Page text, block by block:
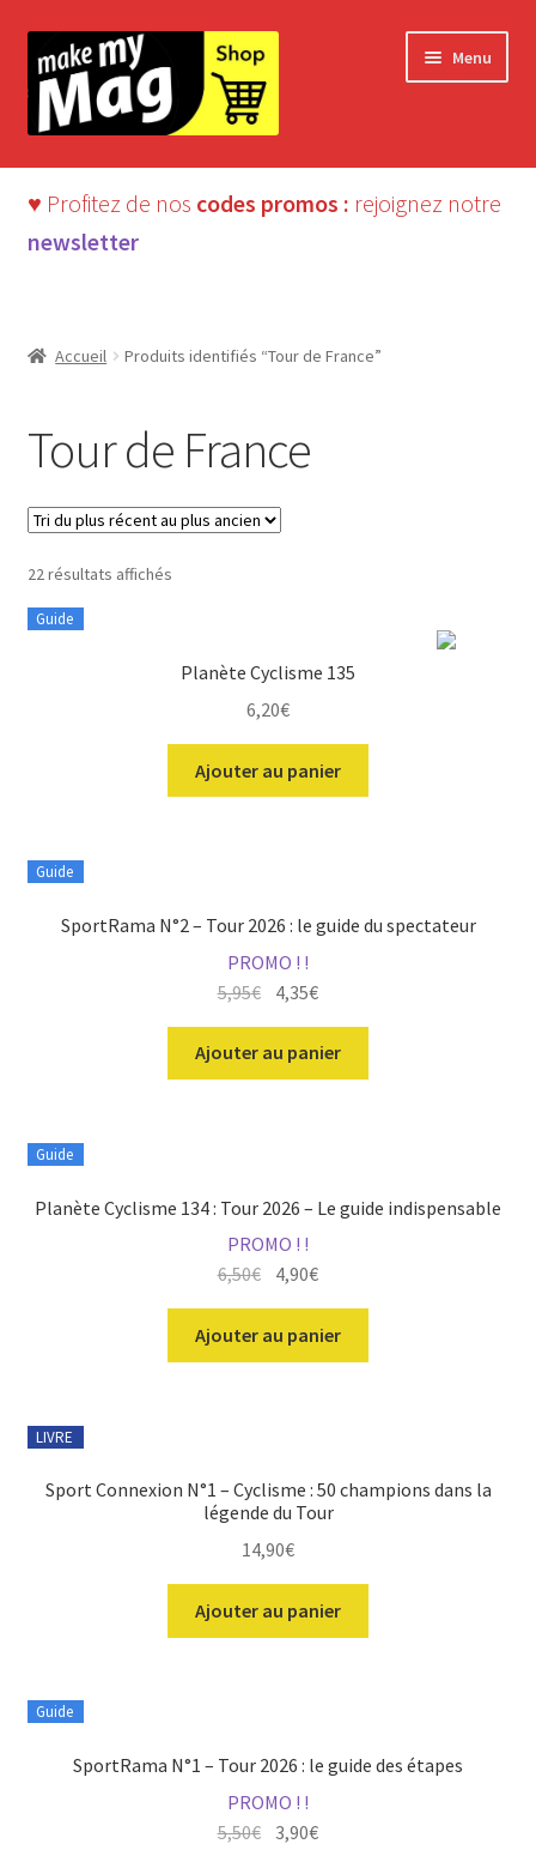
la
navigation
au
contenu
Menu
♥ Profitez de nos codes promos : rejoignez notre
newsletter
Accueil Produits identifiés “Tour de France”
Tour de France
22 résultats affichésTrié
au
Guide
Planète Cyclisme 135
6,20€
Ajouter au panier
Guide
SportRama N°2 – Tour 2026 : le guide du spectateur
PROMO ! !
5,95€ Le
initial
était :
4,35€Le
actuel
est :
Ajouter au panier
Guide
Planète Cyclisme 134 : Tour 2026 – Le guide indispensable
PROMO ! !
6,50€ Le
prix
initial
était :
4,90€Le
prix
actuel
est :
Ajouter au panier
LIVRE
Sport Connexion N°1 – Cyclisme : 50 champions dans la
légende du Tour
14,90€
Ajouter au panier
Guide
SportRama N°1 – Tour 2026 : le guide des étapes
PROMO ! !
5,50€ Le
3,90€Le